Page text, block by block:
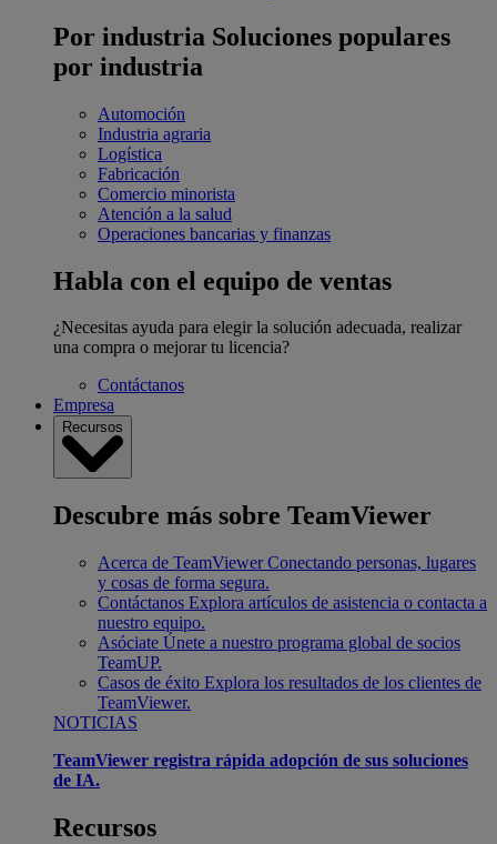
Por industria Soluciones populares
por industria
Automoción
Industria agraria
Logística
Fabricación
Comercio minorista
Atención a la salud
Operaciones bancarias y finanzas
Habla con el equipo de ventas
¿Necesitas ayuda para elegir la solución adecuada, realizar
una compra o mejorar tu licencia?
Contáctanos
Empresa
Recursos
Descubre más sobre TeamViewer
Acerca de TeamViewer Conectando personas, lugares
y cosas de forma segura.
Contáctanos Explora artículos de asistencia o contacta a
nuestro equipo.
Asóciate Únete a nuestro programa global de socios
TeamUP.
Casos de éxito Explora los resultados de los clientes de
TeamViewer.
NOTICIAS
TeamViewer registra rápida adopción de sus soluciones
de IA.
Recursos